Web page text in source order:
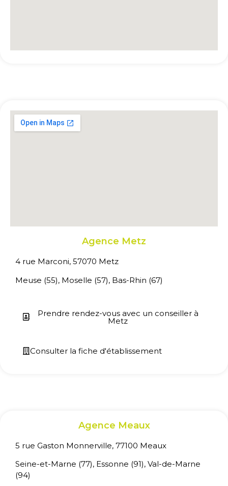
Agence Metz
4 rue Marconi, 57070 Metz
Meuse (55), Moselle (57), Bas-Rhin (67)
Prendre rendez-vous avec un conseiller à
Metz
Consulter la fiche d'établissement
Agence Meaux
5 rue Gaston Monnerville, 77100 Meaux
Seine-et-Marne (77), Essonne (91), Val-de-Marne
(94)